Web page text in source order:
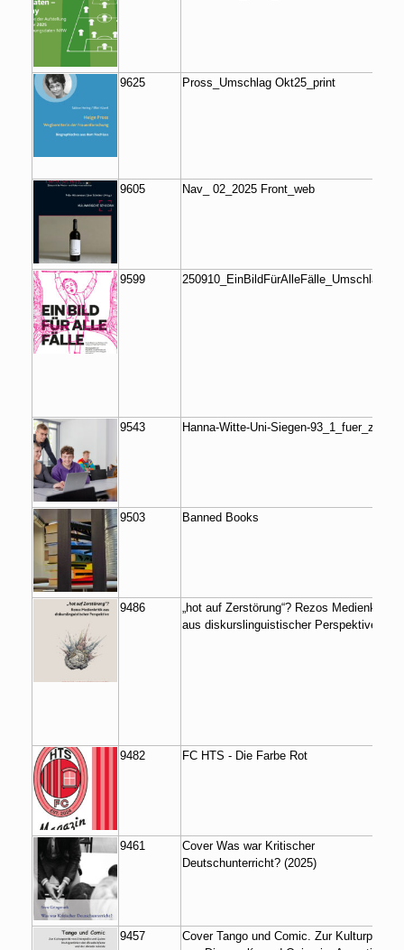
9625 Pross_Umschlag Okt25_print
9605 Nav_ 02_2025 Front_web
9599
9543 Hanna-Witte-Uni-Siegen-93_1_fuer_zefas
9503 Banned Books
9486
„hot auf Zerstörung“? Rezos Medienkritik
aus diskurslinguistischer Perspektive
9482 FC HTS - Die Farbe Rot
9461
Cover Was war Kritischer
Deutschunterricht? (2025)
9457
Cover Tango und Comic. Zur Kulturpoetik